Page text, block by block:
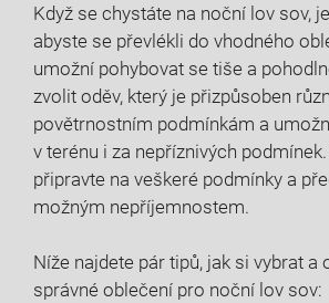
Když‍ se chystáte na noční lov sov,‌
abyste se převlékli ⁤do vhodného
‌umožní pohybovat se tiše a
zvolit oděv, který je⁢ přizpůsoben
povětrnostním podmínkám a
v terénu i za nepříznivých
připravte‍ na veškeré podmínky a‍
možným nepříjemnostem.
Níže najdete​ pár tipů, jak si‍ vybrat ‌a
správné oblečení ‍pro noční ​lov sov: